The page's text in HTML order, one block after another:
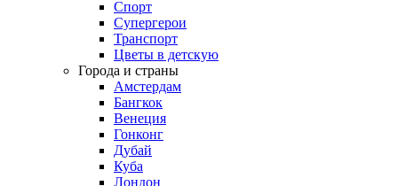
Спорт
Супергерои
Транспорт
Цветы в детскую
Города и страны
Амстердам
Бангкок
Венеция
Гонконг
Дубай
Куба
Лондон